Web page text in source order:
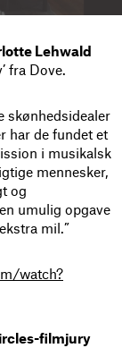
Lehwald
fra Dove.
skønhedsidealer
har de fundet et
i musikalsk
mennesker,
og
umulig opgave
mil.”
watch?
filmjury